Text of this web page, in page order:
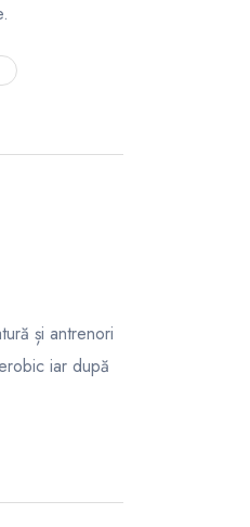
și antrenori
iar după